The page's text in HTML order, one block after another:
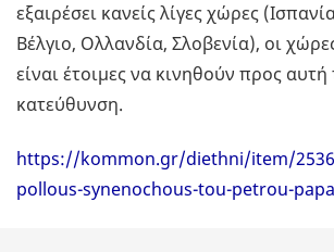
εξαιρέσει κανείς λίγες χώρες
Βέλγιο, Ολλανδία, Σλοβενία), οι
είναι έτοιμες να κινηθούν προς αυτή
κατεύθυνση.
https://kommon.gr/diethni/item/
pollous-synenochous-tou-petrou-